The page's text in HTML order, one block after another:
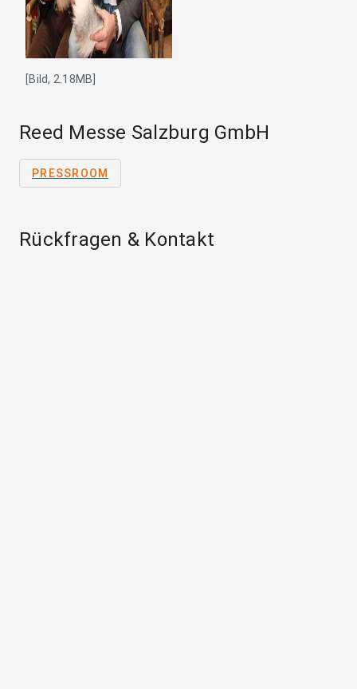
[Bild, 2.18MB]
Reed Messe Salzburg GmbH
PRESSROOM
Rückfragen & Kontakt